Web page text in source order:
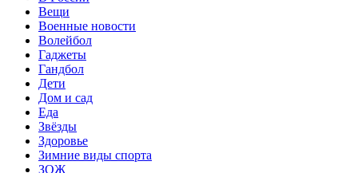
Вещи
Военные новости
Волейбол
Гаджеты
Гандбол
Дети
Дом и сад
Еда
Звёзды
Здоровье
Зимние виды спорта
ЗОЖ